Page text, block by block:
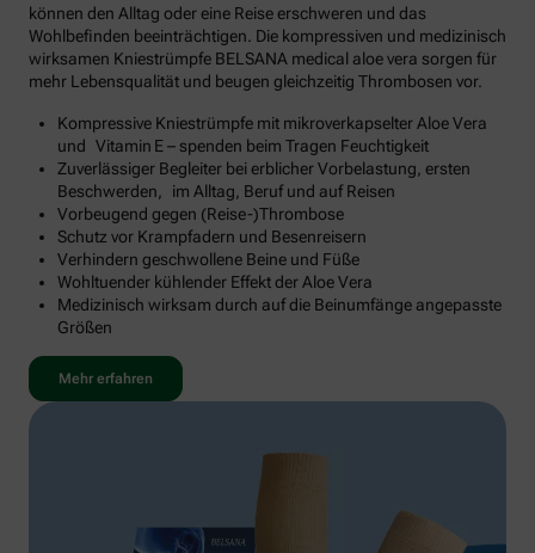
können den Alltag oder eine Reise erschweren und das
Wohlbefinden beeinträchtigen. Die kompressiven und medizinisch
wirksamen Kniestrümpfe BELSANA medical aloe vera sorgen für
mehr Lebensqualität und beugen gleichzeitig Thrombosen vor.
Kompressive Kniestrümpfe mit mikroverkapselter Aloe Vera
und Vitamin E – spenden beim Tragen Feuchtigkeit
Zuverlässiger Begleiter bei erblicher Vorbelastung, ersten
Beschwerden, im Alltag, Beruf und auf Reisen
Vorbeugend gegen (Reise-)Thrombose
Schutz vor Krampfadern und Besenreisern
Verhindern geschwollene Beine und Füße
Wohltuender kühlender Effekt der Aloe Vera
Medizinisch wirksam durch auf die Beinumfänge angepasste
Größen
Mehr erfahren